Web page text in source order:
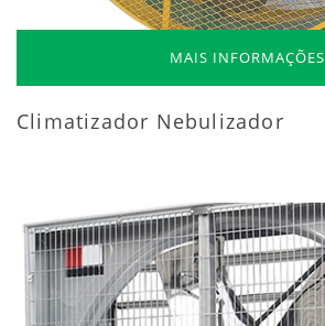
MAIS INFORMAÇÕES
Climatizador Nebulizador